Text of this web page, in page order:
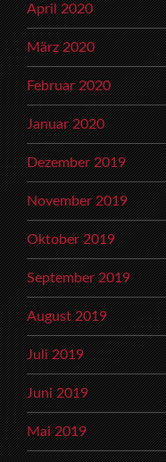
April 2020
März 2020
Februar 2020
Januar 2020
Dezember 2019
November 2019
Oktober 2019
September 2019
August 2019
Juli 2019
Juni 2019
Mai 2019